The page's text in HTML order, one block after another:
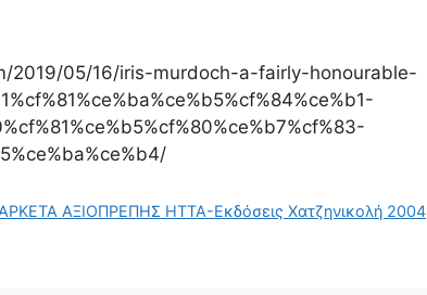
2019/05/16/iris-murdoch-a-fairly-honourable-
ΑΞΙΟΠΡΕΠΗΣ ΗΤΤΑ-Εκδόσεις Χατζηνικολή 2004